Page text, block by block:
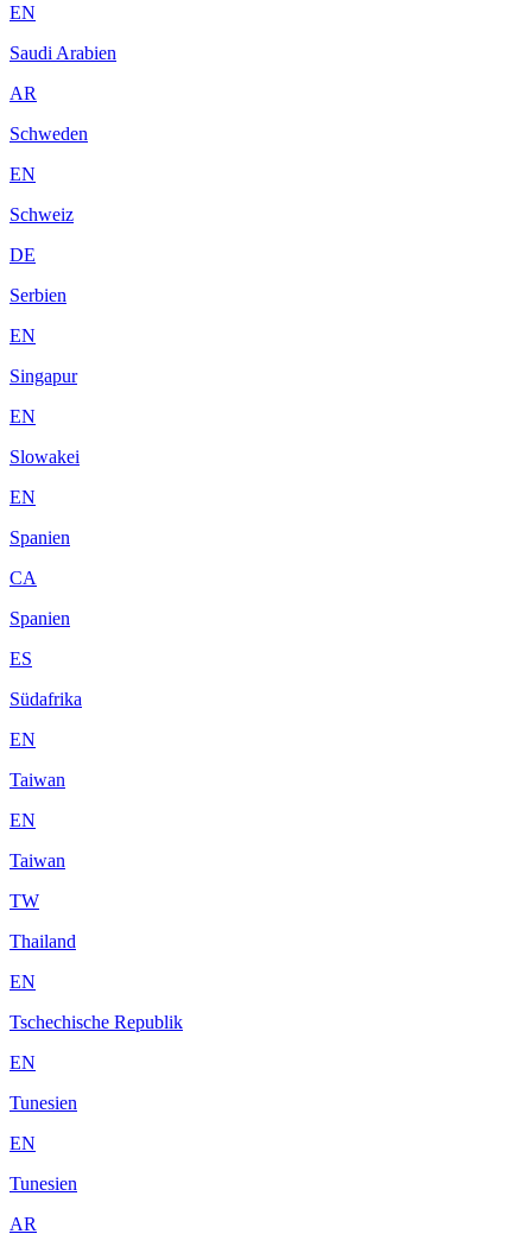
EN
Saudi Arabien
AR
Schweden
EN
Schweiz
DE
Serbien
EN
Singapur
EN
Slowakei
EN
Spanien
CA
Spanien
ES
Südafrika
EN
Taiwan
EN
Taiwan
TW
Thailand
EN
Tschechische Republik
EN
Tunesien
EN
Tunesien
AR